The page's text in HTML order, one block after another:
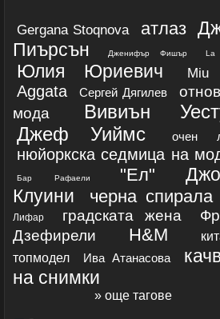
Gergana Stoqnova атлаз
Пиърсън
Дженифър Фишър La
Юлия Юриевич Miu
Aggata Сергей Дягилев
мода
Вивиън
Джеф Уиймс
очен
нюйоркска седмица на
Бар Рафаели "Ел"
Клуини
черна спирала
Лифар
градската жена
Дзефирели
H&M
топмодел
Ива Атанасова
на снимки
» още тагове